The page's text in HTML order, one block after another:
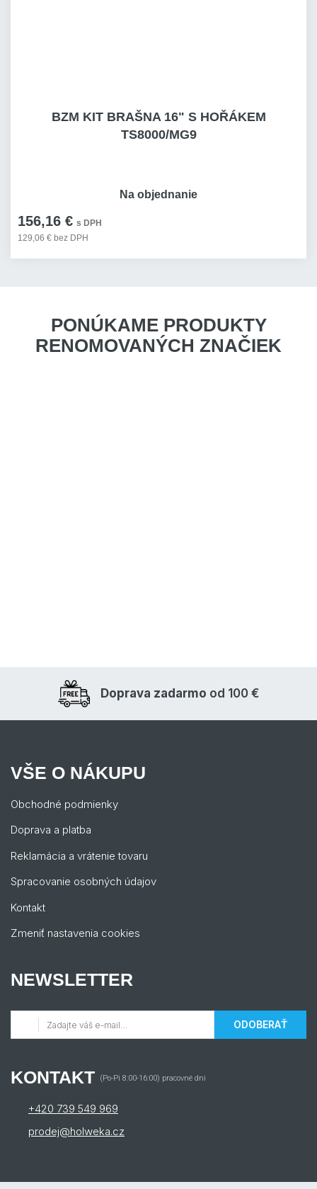
BZM KIT BRAŠNA 16" S HOŘÁKEM
TS8000/MG9
156,16 € s DPH
129,06 € bez DPH
Na objednanie
PONÚKAME PRODUKTY
RENOMOVANÝCH ZNAČIEK
Doprava zadarmo od 100 €
VŠE O NÁKUPU
Obchodné podmienky
Doprava a platba
Reklamácia a vrátenie tovaru
Spracovanie osobných údajov
Kontakt
Zmeniť nastavenia cookies
NEWSLETTER
ODOBERAŤ
KONTAKT (Po-Pi 8:00-16:00) pracovné dni
+420 739 549 969
prodej@holweka.cz